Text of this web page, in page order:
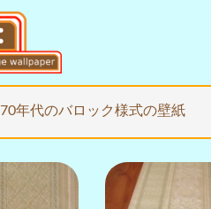
70年代のバロック様式の壁紙